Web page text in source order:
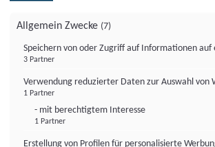
Allgemein Zwecke (7)
Speichern von oder Zugriff auf Informationen auf
3 Partner
Verwendung reduzierter Daten zur Auswahl von
1 Partner
- mit berechtigtem Interesse
1 Partner
Erstellung von Profilen für personalisierte